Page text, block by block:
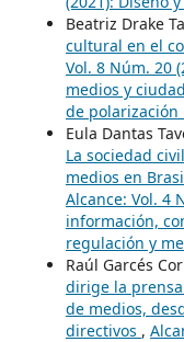
Beatriz Drake
cultural en el
Vol. 8 Núm. 20
medios y
de polarización
Eula Dantas
La sociedad
medios en
Alcance: Vol. 4
información,
regulación y
Raúl Garcés
dirige la
de medios,
directivos ,